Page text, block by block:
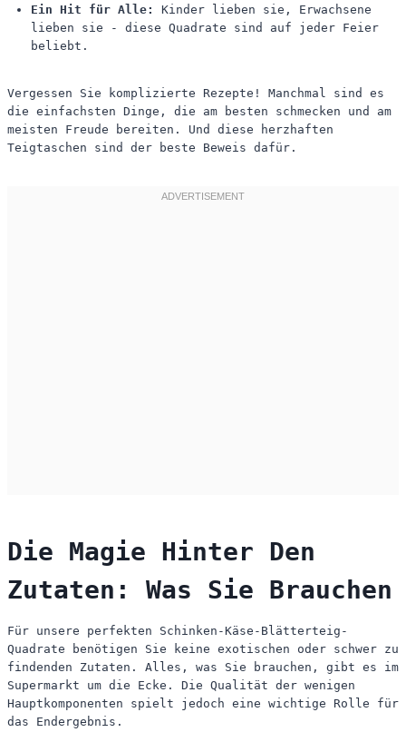
Ein Hit für Alle:
Kinder lieben sie, Erwachsene
lieben sie - diese Quadrate sind auf jeder Feier
beliebt.
Vergessen Sie komplizierte Rezepte! Manchmal sind es
die einfachsten Dinge, die am besten schmecken und am
meisten Freude bereiten. Und diese herzhaften
Teigtaschen sind der beste Beweis dafür.
Die Magie Hinter Den
Zutaten: Was Sie Brauchen
Für unsere perfekten Schinken-Käse-Blätterteig-
Quadrate benötigen Sie keine exotischen oder schwer zu
findenden Zutaten. Alles, was Sie brauchen, gibt es im
Supermarkt um die Ecke. Die Qualität der wenigen
Hauptkomponenten spielt jedoch eine wichtige Rolle für
das Endergebnis.